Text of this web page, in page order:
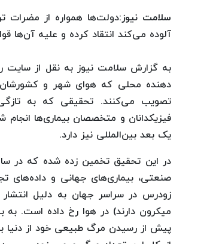
سلامت نیوز:دولت‌ها همواره از مضرات
آلوده می‌کند انتقاد کرده و علیه آن‌ها
به گزارش سلامت نیوز به نقل از سایت
دهنده محلی که هوای شهر و کشورشان
تصویب می‌کنند. تحقیقی که به
فیزیکدانان و متخصصان بیماری‌ها
یک بعد بین‌المللی نیز دارد.
پیش از رسیدن مرگ طبیعی خود از دنیا